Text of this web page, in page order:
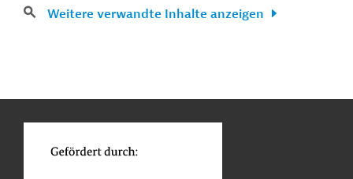
Weitere verwandte Inhalte anzeigen